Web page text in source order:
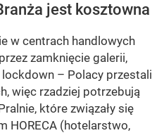
jest kosztowna
w centrach handlowych
zamknięcie galerii,
– Polacy przestali
więc rzadziej potrzebują
które związały się
HORECA (hotelarstwo,